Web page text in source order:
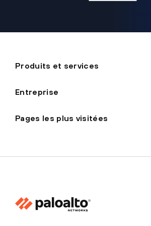
Produits et services
Entreprise
Pages les plus visitées